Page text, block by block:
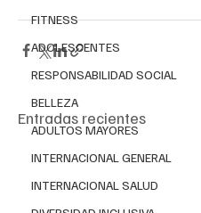
FITNESS
ADOLESCENTES
RESPONSABILIDAD SOCIAL
BELLEZA
ADULTOS MAYORES
INTERNACIONAL GENERAL
INTERNACIONAL SALUD
Entradas recientes